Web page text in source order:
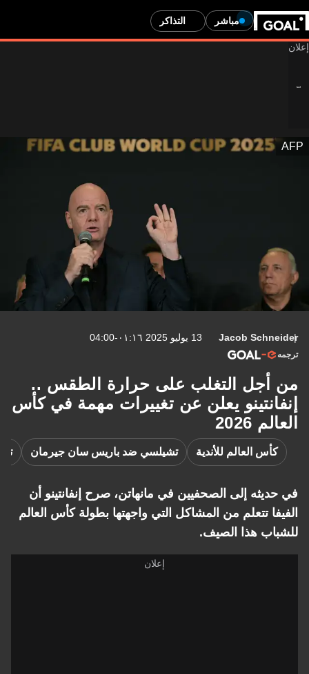
ساعدنا في التحقق من عمرك من خلال تقديم إجابة صادقة. يحتوي هذا
نعم، عمري 24 أو أكثر
لا، أنا أصغر من 24
محتوى مخصص للبالغين فقط
انتقل إلى الصفحة الرئيسية
مباشر التذاكر
AFP
Jacob Schneider 13 يوليو 2025 ٠١:١٦-04:00
ترجمه
من أجل التغلب على حرارة الطقس ..
إنفانتينو يعلن عن تغييرات مهمة في كأس
العالم 2026
كأس العالم للأندية تشيلسي ضد باريس سان جيرمان
في حديثه إلى الصحفيين في مانهاتن، صرح إنفانتينو أن
الفيفا تتعلم من المشاكل التي واجهتها بطولة كأس العالم
للشباب هذا الصيف.